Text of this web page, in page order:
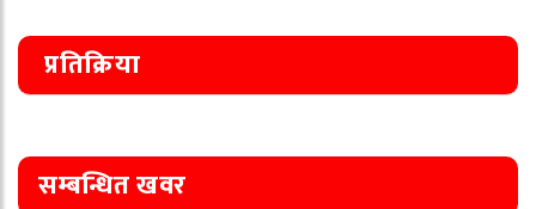
प्रतिक्रिया
सम्बन्धित खवर